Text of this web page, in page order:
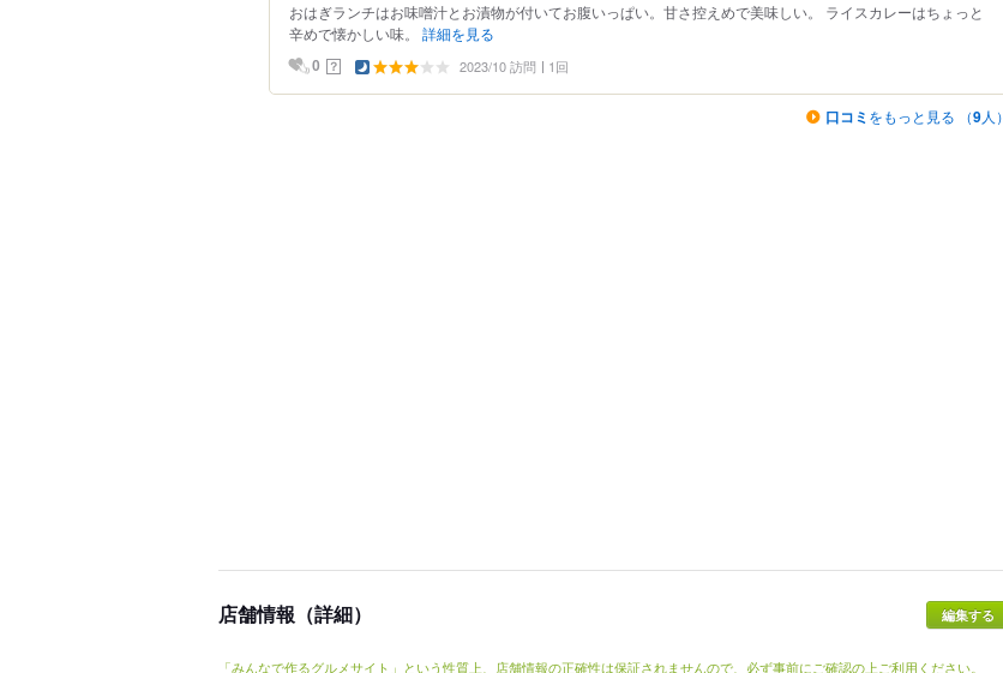
おはぎランチはお味噌汁とお漬物が付いてお腹いっぱい。甘さ控えめで美味しい。 ライスカレーはちょっと
辛めで懐かしい味。 詳細を見る
0 ？ 2023/10 訪問 1回
口コミ をもっと見る （9人）
店舗情報（詳細）
「みんなで作るグルメサイト」という性質上、店舗情報の正確性は保証されませんので、必ず事前にご確認の上ご利用ください。